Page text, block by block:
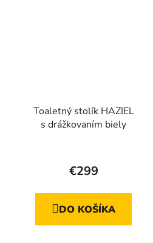
Toaletný stolík HAZIEL
s drážkovaním biely
€299
DO KOŠÍKA